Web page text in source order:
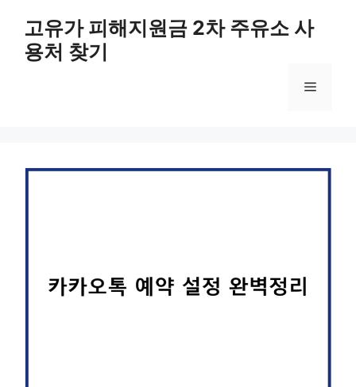
고유가 피해지원금 2차 주유소 사
용처 찾기
메